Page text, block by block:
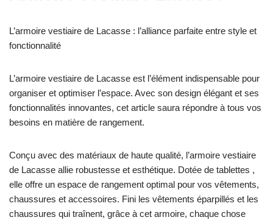
L’armoire vestiaire de Lacasse : l’alliance parfaite entre style et
fonctionnalité
L’armoire vestiaire de Lacasse est l’élément indispensable pour
organiser et optimiser l’espace. Avec son design élégant et ses
fonctionnalités innovantes, cet article saura répondre à tous vos
besoins en matière de rangement.
Conçu avec des matériaux de haute qualité, l’armoire vestiaire
de Lacasse allie robustesse et esthétique. Dotée de tablettes ,
elle offre un espace de rangement optimal pour vos vêtements,
chaussures et accessoires. Fini les vêtements éparpillés et les
chaussures qui traînent, grâce à cet armoire, chaque chose